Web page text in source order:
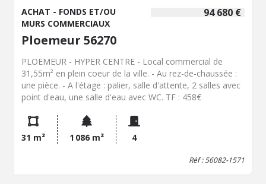
94 680 €
ACHAT - FONDS ET/OU
MURS COMMERCIAUX
Ploemeur 56270
PLOEMEUR - HYPER CENTRE - Local commercial de
31,55m² en plein coeur de la ville. - Au rez-de-chaussée :
une pièce. - A l'étage : palier, salle d'attente, 2 salles avec
point d'eau, une salle d'eau avec WC. TF : 458€
31 m² 1 086 m² 4
Réf : 56082-1571